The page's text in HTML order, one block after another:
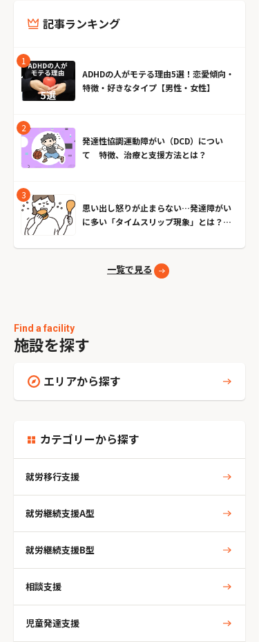
記事ランキング
ADHDの人がモテる理由5選！恋愛傾向・
特徴・好きなタイプ【男性・女性】
発達性協調運動障がい（DCD）につい
て 特徴、治療と支援方法とは？
思い出し怒りが止まらない…発達障がい
に多い「タイムスリップ現象」とは？原
一覧で見る
Find a facility
施設を探す
エリアから探す
カテゴリーから探す
就労移行支援
就労継続支援A型
就労継続支援B型
相談支援
児童発達支援